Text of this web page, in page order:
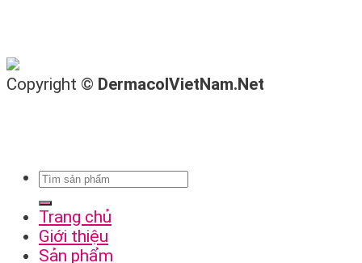
Copyright © DermacolVietNam.Net
Trang chủ
Giới thiệu
Sản phẩm